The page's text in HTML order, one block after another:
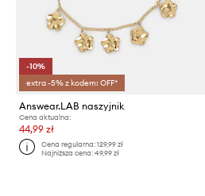
-10%
extra -5% z kodem: OFF*
Answear.LAB naszyjnik
Cena aktualna:
44,99 zł
Cena regularna:129,99 zł
Najniższa cena:49,99 zł